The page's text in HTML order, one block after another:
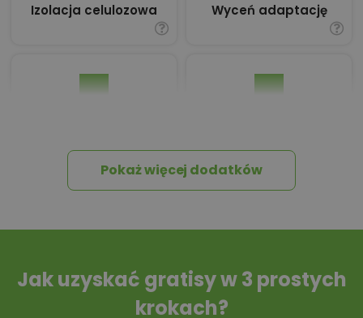
Izolacja celulozowa Wyceń adaptację
ścieków
Pokaż więcej dodatków
Jak uzyskać gratisy w 3 prostych
krokach?